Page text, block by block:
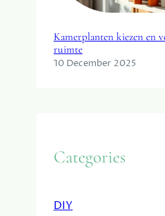
Kamerplanten kiezen en
ruimte
10 December 2025
Categories
DIY